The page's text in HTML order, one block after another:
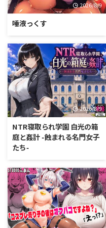
2026/8/9
唾液っくす
2026/8/9
NTR寝取られ学園 白光の箱
庭と姦計 -蝕まれる名門女子
たち-